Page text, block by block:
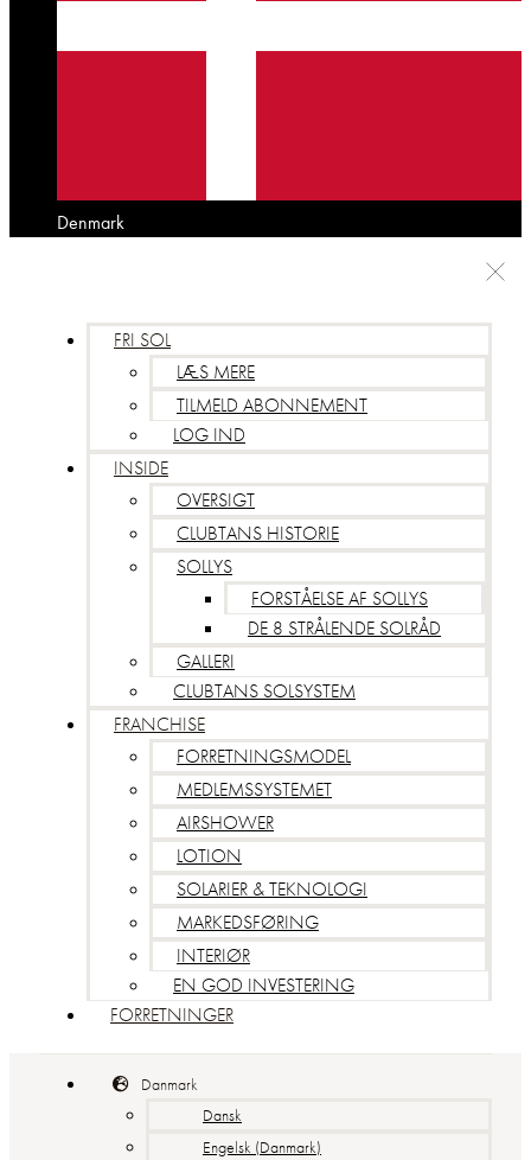
Denmark
FRI SOL
LÆS MERE
TILMELD ABONNEMENT
LOG IND
INSIDE
OVERSIGT
CLUBTANS HISTORIE
SOLLYS
FORSTÅELSE AF SOLLYS
DE 8 STRÅLENDE SOLRÅD
GALLERI
CLUBTANS SOLSYSTEM
FRANCHISE
FORRETNINGSMODEL
MEDLEMSSYSTEMET
AIRSHOWER
LOTION
SOLARIER & TEKNOLOGI
MARKEDSFØRING
INTERIØR
EN GOD INVESTERING
FORRETNINGER
Danmark
Dansk
Engelsk (Danmark)